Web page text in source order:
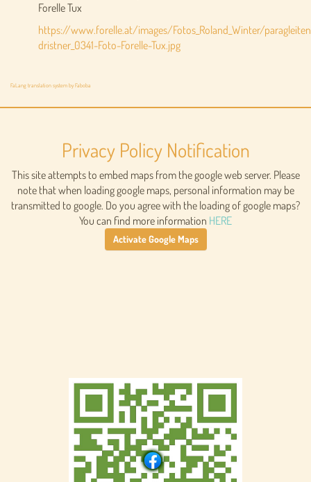
Forelle Tux
https://www.forelle.at/images/Fotos_Roland_Winter/
dristner_0341-Foto-Forelle-Tux.jpg
FaLang translation system by Faboba
Privacy Policy Notification
This site attempts to embed maps from the google web server. Please
note that when loading google maps, personal information may be
transmitted to google. Do you agree with the loading of google maps?
You can find more information HERE